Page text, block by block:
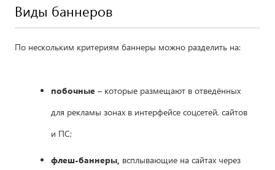
Виды баннеров
По нескольким критериям баннеры можно разделить на:
побочные – которые размещают в отведённых
для рекламы зонах в интерфейсе соцсетей, сайтов
и ПС;
флеш-баннеры, всплывающие на сайтах через